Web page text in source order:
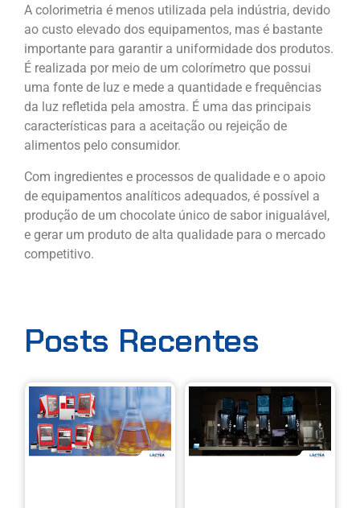
A colorimetria é menos utilizada pela indústria, devido
ao custo elevado dos equipamentos, mas é bastante
importante para garantir a uniformidade dos produtos.
É realizada por meio de um colorímetro que possui
uma fonte de luz e mede a quantidade e frequências
da luz refletida pela amostra. É uma das principais
características para a aceitação ou rejeição de
alimentos pelo consumidor.
Com ingredientes e processos de qualidade e o apoio
de equipamentos analíticos adequados, é possível a
produção de um chocolate único de sabor inigualável,
e gerar um produto de alta qualidade para o mercado
competitivo.
Posts Recentes
Eralytics:
análise de
líquidos
com mais